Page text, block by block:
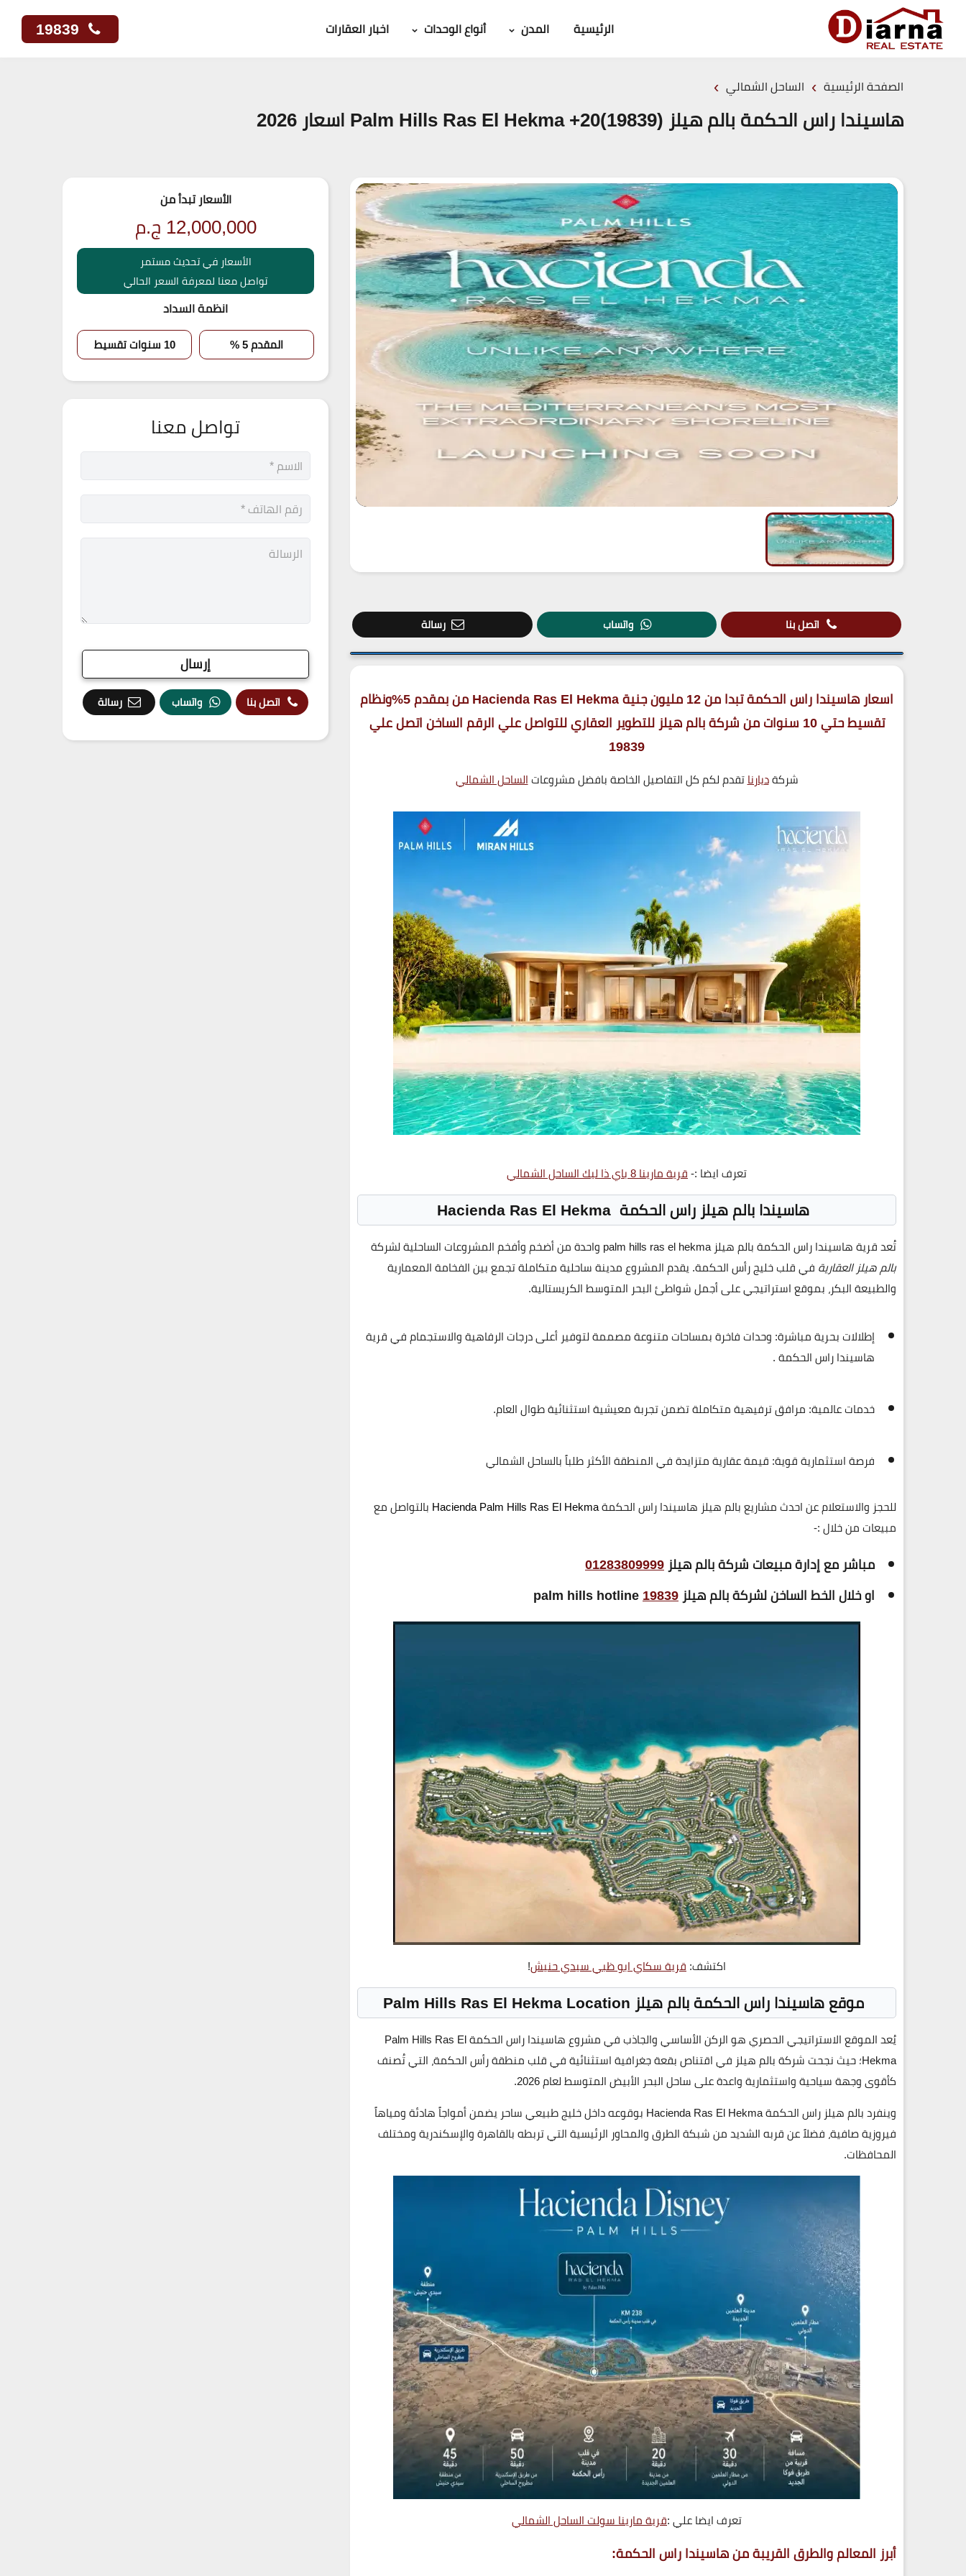
الرئيسية المدن أنواع الوحدات اخبار العقارات
الصفحة الرئيسية › الساحل الشمالي ›
هاسيندا راس الحكمة بالم هيلز (19839)20+ Palm Hills Ras El Hekma اسعار 2026
اتصل بنا واتساب رسالة
اسعار هاسيندا راس الحكمة تبدا من 12 مليون جنية Hacienda Ras El Hekma
من بمقدم 5%ونظام
تقسيط حتي 10 سنوات من شركة بالم هيلز للتطوير العقاري للتواصل علي الرقم الساخن اتصل علي
19839
شركةديارناتقدم لكم كل التفاصيل الخاصة بافضل مشروعاتالساحل الشمالي
تعرف ايضا :-قرية مارينا 8 باي ذا ليك الساحل الشمالي
هاسيندا بالم هيلز راس الحكمة Hacienda Ras El Hekma
تُعدقرية هاسيندا راس الحكمة بالم هيلز palm hills ras el hekma
واحدة من أضخم وأفخم المشروعات الساحلية لشركة
بالم هيلز العقارية في قلب خليج رأس الحكمة. يقدم المشروع مدينة ساحلية متكاملة تجمع بين الفخامة المعمارية
والطبيعة البكر، بموقع استراتيجي على أجمل شواطئ البحر المتوسط الكريستالية.
إطلالات بحرية مباشرة: وحدات فاخرة بمساحات متنوعة مصممة لتوفير أعلى درجات الرفاهية والاستجمام فيقرية
هاسيندا راس الحكمة.
خدمات عالمية: مرافق ترفيهية متكاملة تضمن تجربة معيشية استثنائية طوال العام.
فرصة استثمارية قوية: قيمة عقارية متزايدة في المنطقة الأكثر طلباً بالساحل الشمالي
للحجز والاستعلام عن احدث مشاريع بالم هيلز هاسيندا راس الحكمةHacienda Palm Hills Ras El Hekma بالتواصل مع
مبيعات من خلال :-
مباشر مع إدارة مبيعات شركة بالم هيلز01283809999
او خلال الخط الساخن لشركة بالم هيلز19839
اكتشف:قرية سكاي ابو ظبي سيدي حنيش!
موقع هاسيندا راس الحكمة بالم هيلز Palm Hills Ras El Hekma Location
يُعد الموقع الاستراتيجي الحصري هو الركن الأساسي والجاذب في مشروعهاسيندا راس الحكمةPalm Hills Ras El
Hekma؛ حيث نجحت شركة بالم هيلز في اقتناص بقعة جغرافية استثنائية في قلب منطقة رأس الحكمة، التي تُصنف
كأقوى وجهة سياحية واستثمارية واعدة على ساحل البحر الأبيض المتوسط لعام 2026.
وينفردبالم هيلز راس الحكمةHacienda Ras El Hekma بوقوعه داخل خليج طبيعي ساحر يضمن أمواجاً هادئة ومياهاً
فيروزية صافية، فضلاً عن قربه الشديد من شبكة الطرق والمحاور الرئيسية التي تربطه بالقاهرة والإسكندرية ومختلف
المحافظات.
تعرف ايضا علي :قرية مارينا سولت الساحل الشمالي
أبرز المعالم والطرق القريبة من هاسيندا راس الحكمة:
الأسعار تبدأ من
12,000,000 ج.م
الأسعار في تحديث مستمر
تواصل معنا لمعرفة السعر الحالي
انظمة السداد
المقدم 5 % 10 سنوات تقسيط
تواصل معنا
اتصل بنا واتساب رسالة